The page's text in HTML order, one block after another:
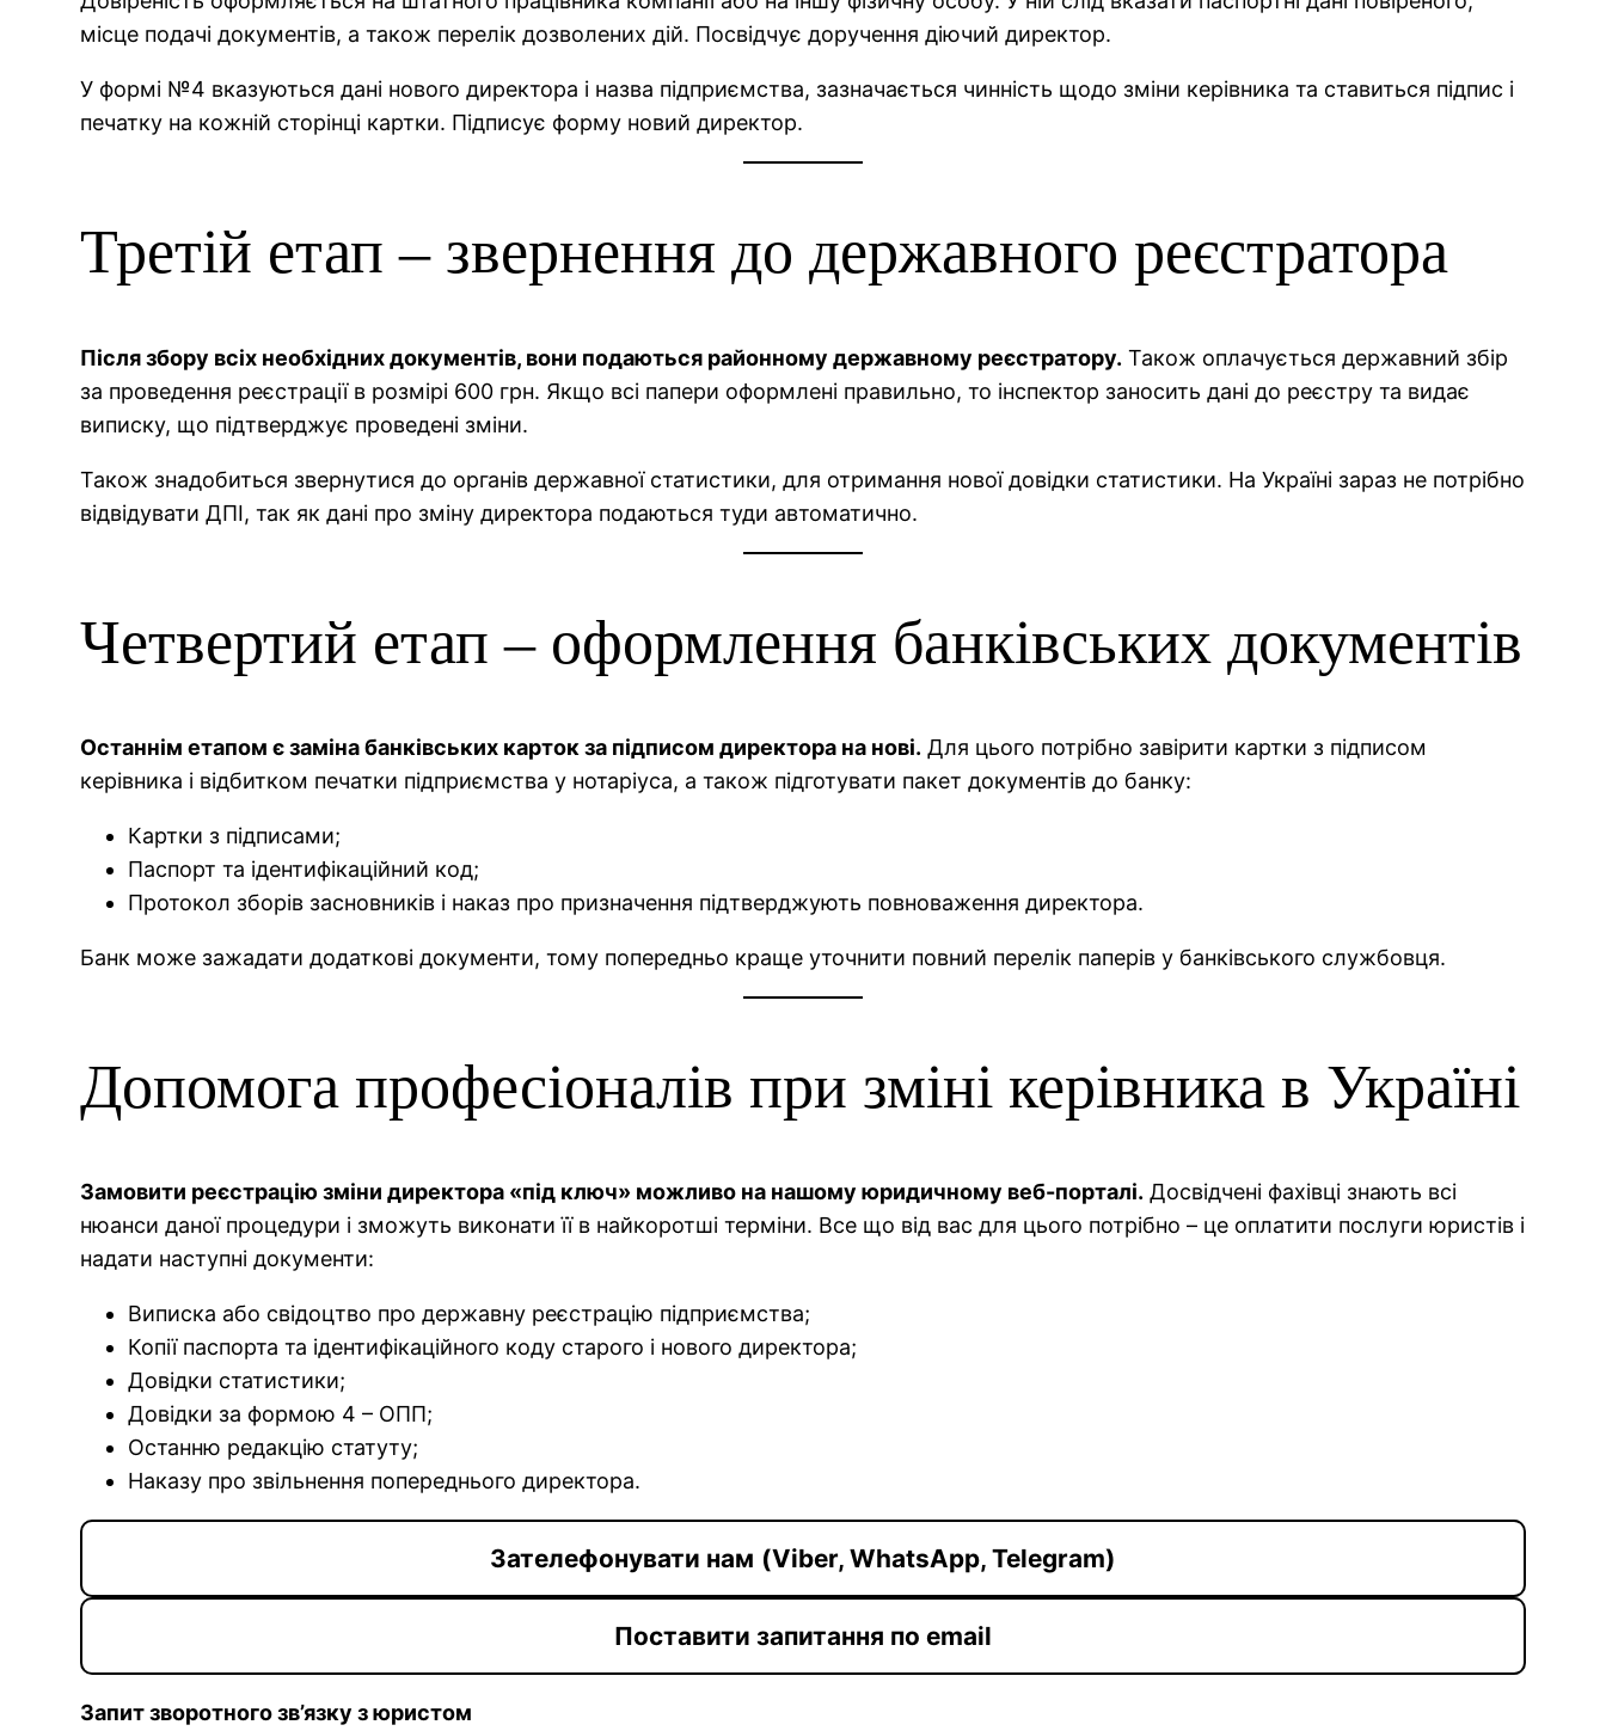
місце подачі документів, а також перелік дозволених дій. Посвідчує доручення діючий директор.
У формі №4 вказуються дані нового директора і назва підприємства, зазначається чинність щодо зміни керівника та ставиться підпис і
печатку на кожній сторінці картки. Підписує форму новий директор.
Третій етап – звернення до державного реєстратора
Після збору всіх необхідних документів, вони подаються районному державному реєстратору. Також оплачується державний збір
за проведення реєстрації в розмірі 600 грн. Якщо всі папери оформлені правильно, то інспектор заносить дані до реєстру та видає
виписку, що підтверджує проведені зміни.
Також знадобиться звернутися до органів державної статистики, для отримання нової довідки статистики. На Україні зараз не потрібно
відвідувати ДПІ, так як дані про зміну директора подаються туди автоматично.
Четвертий етап – оформлення банківських документів
Останнім етапом є заміна банківських карток за підписом директора на нові. Для цього потрібно завірити картки з підписом
керівника і відбитком печатки підприємства у нотаріуса, а також підготувати пакет документів до банку:
Картки з підписами;
Паспорт та ідентифікаційний код;
Протокол зборів засновників і наказ про призначення підтверджують повноваження директора.
Банк може зажадати додаткові документи, тому попередньо краще уточнити повний перелік паперів у банківського службовця.
Допомога професіоналів при зміні керівника в Україні
Замовити реєстрацію зміни директора «під ключ» можливо на нашому юридичному веб-порталі. Досвідчені фахівці знають всі
нюанси даної процедури і зможуть виконати її в найкоротші терміни. Все що від вас для цього потрібно – це оплатити послуги юристів і
надати наступні документи:
Виписка або свідоцтво про державну реєстрацію підприємства;
Копії паспорта та ідентифікаційного коду старого і нового директора;
Довідки статистики;
Довідки за формою 4 – ОПП;
Останню редакцію статуту;
Наказу про звільнення попереднього директора.
Зателефонувати нам (Viber, WhatsApp, Telegram)
Поставити запитання по email
Запит зворотного зв’язку з юристом